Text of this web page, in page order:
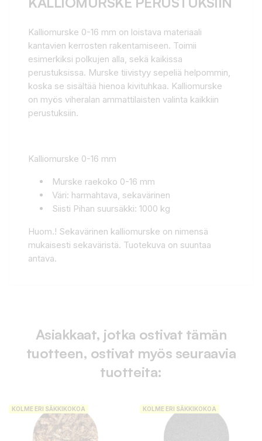
Kalliomurske 0-16 mm on loistava materiaali
kantavien kerrosten rakentamiseen. Toimii
esimerkiksi polkujen alla, sekä kaikissa
perustuksissa. Murske tiivistyy sepeliä helpommin,
koska se sisältää hienoa kivituhkaa. Kalliomurske
on myös viheralan ammattilaisten valinta kaikkiin
perustuksiin.
Kalliomurske 0-16 mm
Murske raekoko 0-16 mm
Väri: harmahtava, sekavärinen
Siisti Pihan suursäkki: 1000 kg
Huom.! Sekavärinen kalliomurske on nimensä
mukaisesti sekaväristä. Tuotekuva on suuntaa
antava.
Asiakkaat, jotka ostivat tämän
tuotteen, ostivat myös seuraavia
tuotteita:
KOLME ERI SÄKKIKOKOA KOLME ERI SÄKKIKOKOA